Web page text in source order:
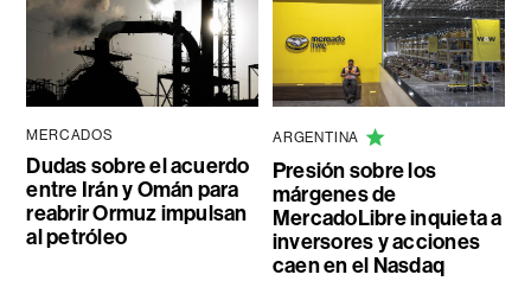
MERCADOS
Dudas sobre el acuerdo
entre Irán y Omán para
reabrir Ormuz impulsan
al petróleo
ARGENTINA
Presión sobre los
márgenes de
MercadoLibre inquieta a
inversores y acciones
caen en el Nasdaq